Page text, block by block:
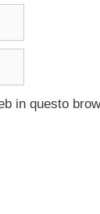
in questo